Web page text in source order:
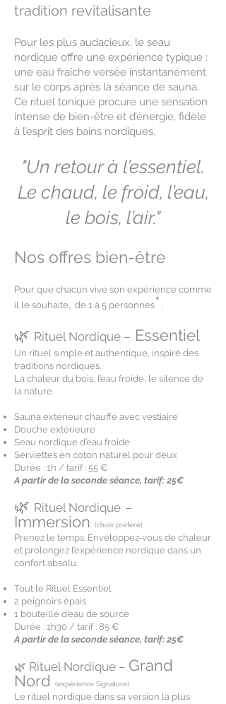
tradition revitalisante
Pour les plus audacieux, le seau
nordique offre une expérience typique :
une eau fraîche versée instantanément
sur le corps après la séance de sauna.
Ce rituel tonique procure une sensation
intense de bien-être et d’énergie, fidèle
à l’esprit des bains nordiques.
"Un retour à l’essentiel.
Le chaud, le froid, l’eau,
le bois, l’air."
Nos offres bien-être
Pour que chacun vive son expérience comme
il le souhaite, de 1 à 5 personnes* :
🌿 Rituel Nordique – Essentiel
Un rituel simple et authentique, inspiré des
traditions nordiques.
La chaleur du bois, l’eau froide, le silence de
la nature.
Sauna extérieur chauffé avec vestiaire
Douche extérieure
Seau nordique d’eau froide
Serviettes en coton naturel pour deux
Durée : 1h / tarif : 55 €
A partir de la seconde séance, tarif: 25€
🌿 Rituel Nordique –
Immersion (choix préféré)
​Prenez le temps. Enveloppez‑vous de chaleur
et prolongez l’expérience nordique dans un
confort absolu.
Tout le Rituel Essentiel
2 peignoirs épais
1 bouteille d’eau de source
Durée : 1h30 / tarif : 85 €
A partir de la seconde séance, tarif: 25€
🌿 Rituel Nordique – Grand
Nord
(expérience Signature)
Le rituel nordique dans sa version la plus